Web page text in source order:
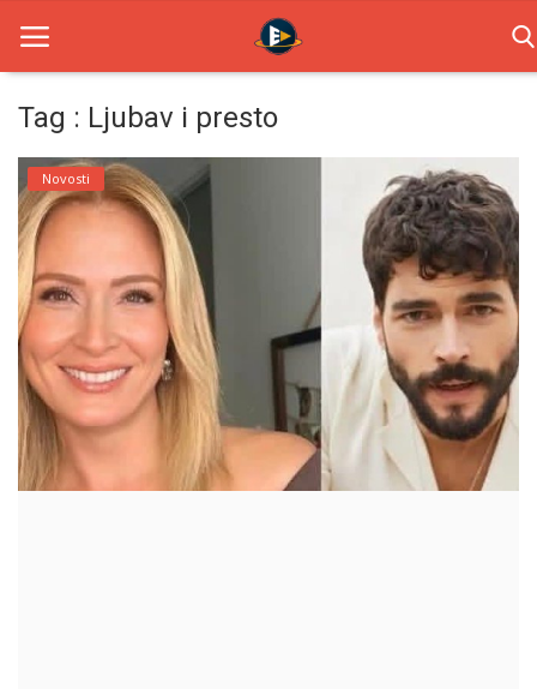
Home
Novosti
TV Serije
Filmovi
Glumci
Contact
Login
Tag : Ljubav i presto
Novosti